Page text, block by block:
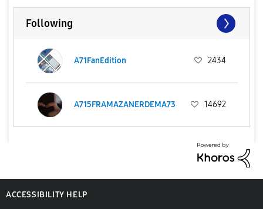
Following
A71FanEdition 2434
A715FRAMAZANERDEMA73 14692
ACCESSIBILITY HELP